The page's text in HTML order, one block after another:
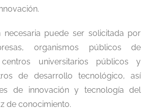
necesaria puede ser solicitada por
organismos públicos de
centros universitarios públicos y
de desarrollo tecnológico, así
de innovación y tecnología del
de conocimiento.